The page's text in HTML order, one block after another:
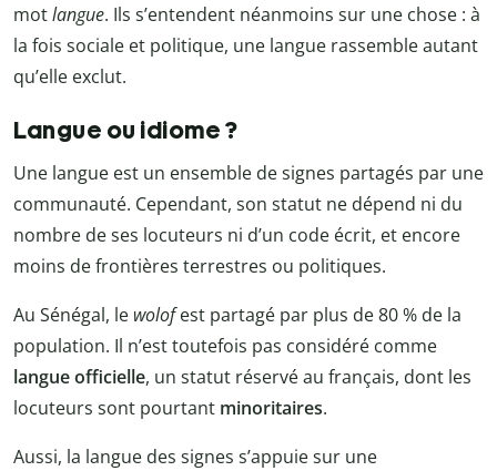
motlangue. Ils s’entendent néanmoins sur une chose : à
la fois sociale et politique, une langue rassemble autant
qu’elle exclut.
Langue ou idiome ?
Une langue est un ensemble de signes partagés par une
communauté. Cependant, son statut ne dépend ni du
nombre de ses locuteurs ni d’un code écrit, et encore
moins de frontières terrestres ou politiques.
Au Sénégal, le wolofest partagé par plus de 80 % de la
population. Il n’est toutefois pas considéré comme
langue officielle, un statut réservé au français, dont les
locuteurs sont pourtant minoritaires.
Aussi, la langue des signes s’appuie sur une